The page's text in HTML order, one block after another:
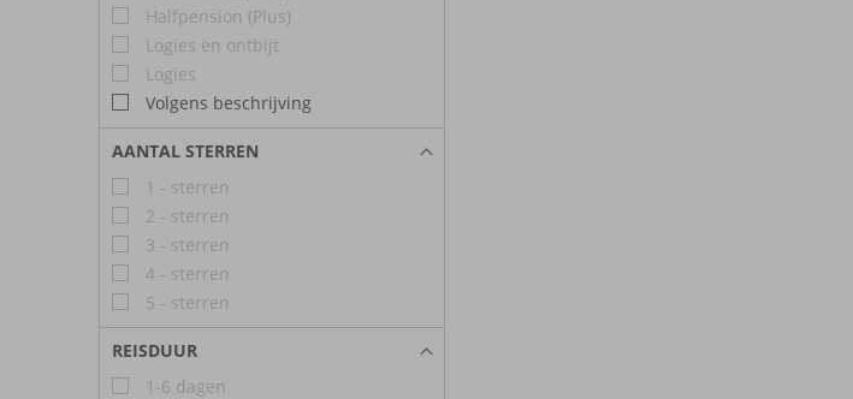
Halfpension (Plus)
Logies en ontbijt
Logies
Volgens beschrijving
AANTAL STERREN
1 - sterren
2 - sterren
3 - sterren
4 - sterren
5 - sterren
REISDUUR
1-6 dagen